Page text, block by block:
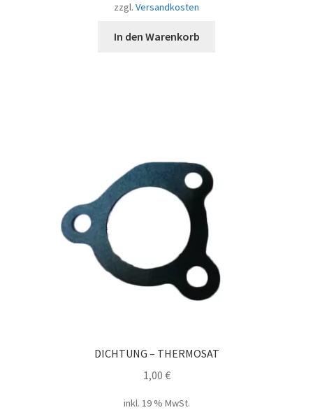
zzgl. Versandkosten
In den Warenkorb
DICHTUNG – THERMOSAT
1,00 €
inkl. 19 % MwSt.